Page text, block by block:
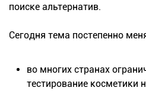
поиске альтернатив.
Сегодня тема постепенно
во многих странах
тестирование косметики